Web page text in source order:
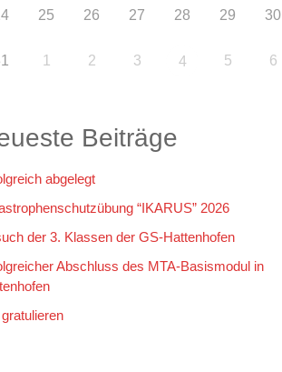
25 26 27 28 29 30
1 2 3 4 5 6
Beiträge
abgelegt
“IKARUS” 2026
der 3. Klassen der GS-Hattenhofen
Abschluss des MTA-Basismodul in